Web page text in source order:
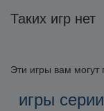
Таких игр нет
Эти игры вам могут
игры